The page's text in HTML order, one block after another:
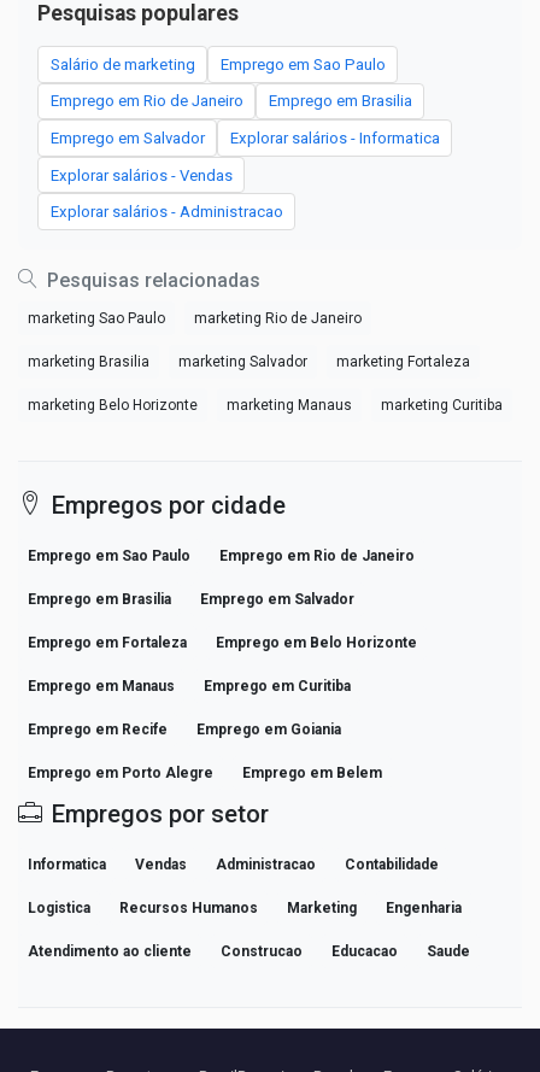
Pesquisas populares
Salário de marketing Emprego em Sao Paulo
Emprego em Rio de Janeiro Emprego em Brasilia
Emprego em Salvador Explorar salários - Informatica
Explorar salários - Vendas
Explorar salários - Administracao
Pesquisas relacionadas
marketing Sao Paulo marketing Rio de Janeiro
marketing Brasilia marketing Salvador marketing Fortaleza
marketing Belo Horizonte marketing Manaus marketing Curitiba
Empregos por cidade
Emprego em Sao Paulo Emprego em Rio de Janeiro
Emprego em Brasilia Emprego em Salvador
Emprego em Fortaleza Emprego em Belo Horizonte
Emprego em Manaus Emprego em Curitiba
Emprego em Recife Emprego em Goiania
Emprego em Porto Alegre Emprego em Belem
Empregos por setor
Informatica Vendas Administracao Contabilidade
Logistica Recursos Humanos Marketing Engenharia
Atendimento ao cliente Construcao Educacao Saude